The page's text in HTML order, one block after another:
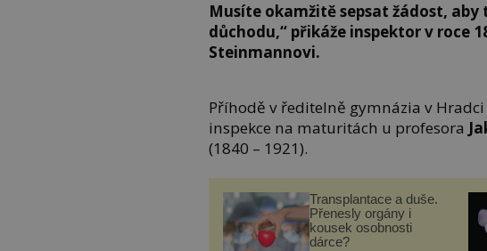
Musíte okamžitě sepsat žádost,
důchodu,“ přikáže inspektor v roce
Steinmannovi.
Příhodě v ředitelně gymnázia v
inspekce na maturitách u profesora
(1840 – 1921).
Transplantace a duše.
Přenesly orgány i
kousek osobnosti
dárce?